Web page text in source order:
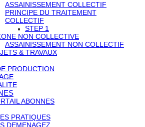
ASSAINISSEMENT COLLECTIF
PRINCIPE DU TRAITEMENT
COLLECTIF
STEP 1
NON COLLECTIVE
ASSAINISSEMENT NON COLLECTIF
& TRAVAUX
PRODUCTION
ABONNES
PRATIQUES
DEMENAGEZ